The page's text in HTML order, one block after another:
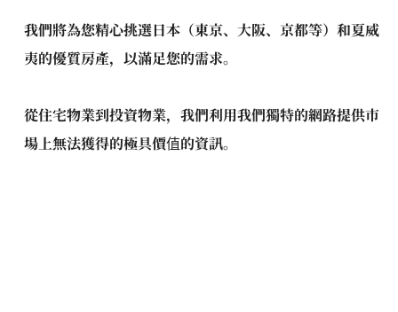
我們將為您精心挑選日本（東京、大阪、京都等）和夏威
夷的優質房產，以滿足您的需求。
從住宅物業到投資物業，我們利用我們獨特的網路提供市
場上無法獲得的極具價值的資訊。